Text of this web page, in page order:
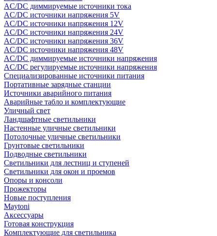
AC/DC диммируемые источники тока
AC/DC источники напряжения 5V
AC/DC источники напряжения 12V
AC/DC источники напряжения 24V
AC/DC источники напряжения 36V
AC/DC источники напряжения 48V
AC/DC диммируемые источники напряжения
AC/DC регулируемые источники напряжения
Специализированные источники питания
Портативные зарядные станции
Источники аварийного питания
Аварийные табло и комплектующие
Уличный свет
Ландшафтные светильники
Настенные уличные светильники
Потолочные уличные светильники
Грунтовые светильники
Подводные светильники
Светильники для лестниц и ступеней
Светильники для окон и проемов
Опоры и консоли
Прожекторы
Новые поступления
Maytoni
Аксессуары
Готовая конструкция
Комплектующие для светильника